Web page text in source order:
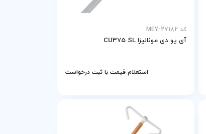
کد MEY-27182
آی یو دی مونالیزا CU375 SL
استعلام قیمت با ثبت درخواست